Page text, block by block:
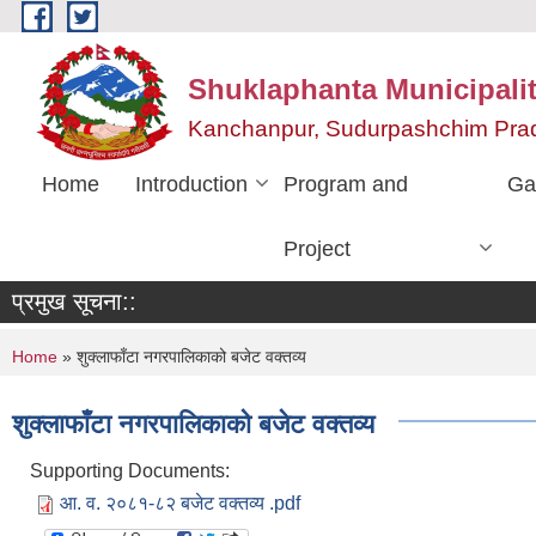
Skip to main content
Shuklaphanta
Kanchanpur, Sudurpashchim
Home Introduction Program and
Project
प्रमुख सूचना::
You are here
Home » शुक्लाफाँटा नगरपालिकाको बजेट वक्तव्य
शुक्लाफाँटा नगरपालिकाको बजेट वक्तव्य
Supporting Documents:
आ. व. २०८१-८२ बजेट वक्तव्य .pdf